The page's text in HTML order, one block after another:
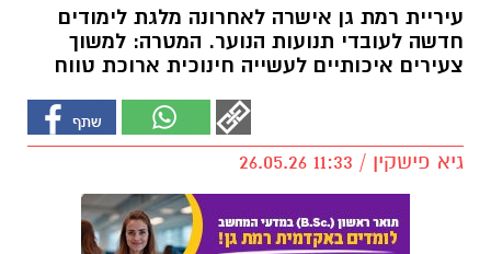
עיריית רמת גן אישרה לאחרונה מלגת לימודים
חדשה לעובדי תנועות הנוער. המטרה: למשוך
צעירים איכותיים לעשייה חינוכית ארוכת טווח
גיא פישקין / 11:33 26.05.26